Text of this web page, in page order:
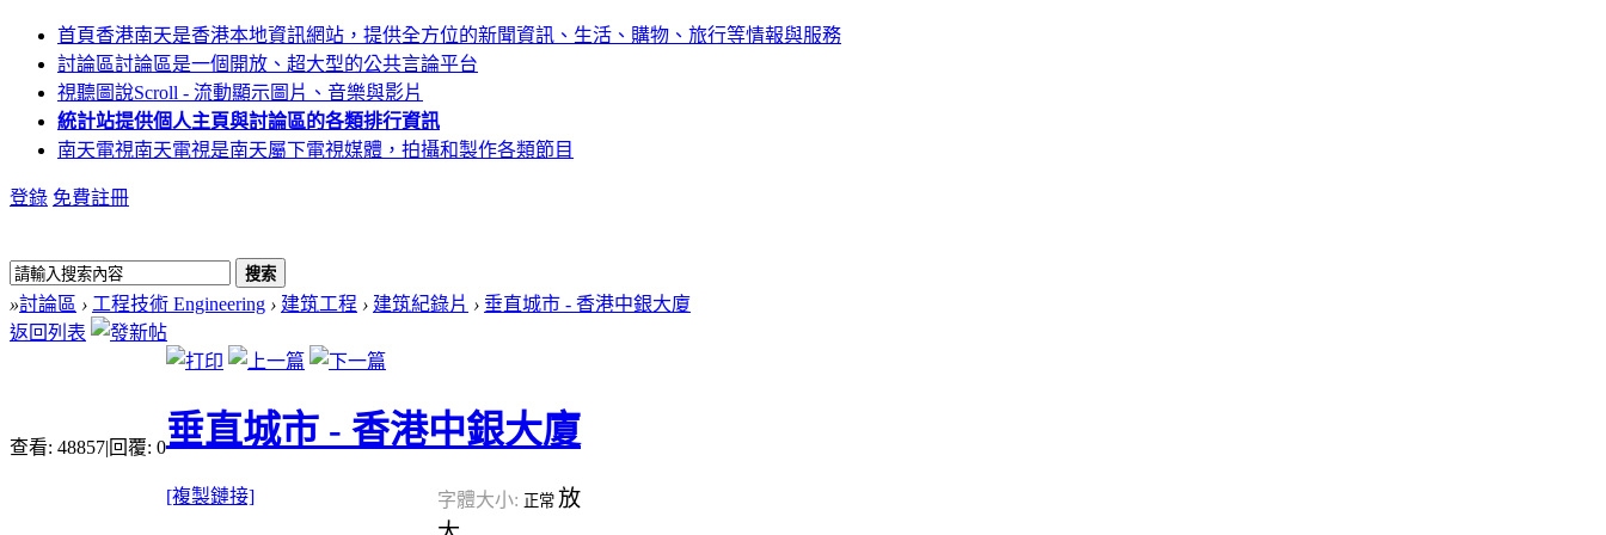
首頁香港南天是香港本地資訊網站，提供全方位的新聞資訊、生活、購物、旅行等情報與服務
討論區討論區是一個開放、超大型的公共言論平台
視聽圖說Scroll - 流動顯示圖片、音樂與影片
統計站提供個人主頁與討論區的各類排行資訊
南天電視南天電視是南天屬下電視媒體，拍攝和製作各類節目
登錄 免費註冊
搜索
»討論區 › 工程技術 Engineering › 建筑工程 › 建筑紀錄片 › 垂直城市 - 香港中銀大廈
返回列表
查看: 48857|回覆: 0垂直城市 - 香港中銀大廈
[複製鏈接] 字體大小: 正常 放